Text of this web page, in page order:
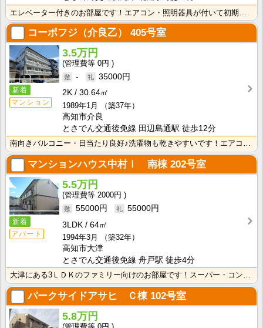
コーポフジ（介良乙） 405号室
新着
マンション
3.5万円
0円
-
35000円
2K
30.64㎡
1989年1月
（築37年）
高知市介良
とさでん交通後免線 田辺島通駅 徒歩12分
南向きバルコニー・日当たり良好♪洗濯物も乾きやすいです！エアコン付きなので暑い夏でも安心！ドアカード･･･
マンションハウス中村Ⅰ 南棟202号室
新着
アパート
5.5万円
2000円
55000円
55000円
3LDK
64㎡
1994年3月
（築32年）
高知市大津
とさでん交通後免線 舟戸駅 徒歩4分
大津にある3ＬＤＫのファミリー向けのお部屋です！スーパー・コンビニ・路面電車電停も近く、便利な立地で･･･
パークサイドアサヒ Ｃ棟102号室
5.8万円